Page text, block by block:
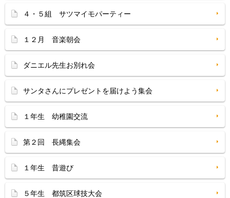
４・５組 サツマイモパーティー
１２月 音楽朝会
ダニエル先生お別れ会
サンタさんにプレゼントを届けよう集会
１年生 幼稚園交流
第２回 長縄集会
１年生 昔遊び
５年生 都筑区球技大会